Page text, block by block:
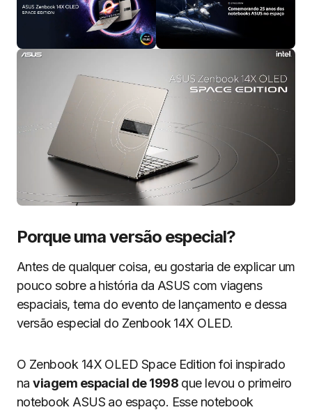
Porque uma versão especial?
Antes de qualquer coisa, eu gostaria de explicar um
pouco sobre a história da ASUS com viagens
espaciais, tema do evento de lançamento e dessa
versão especial do Zenbook 14X OLED.
O Zenbook 14X OLED Space Edition foi inspirado
naviagem espacial de 1998que levou o primeiro
notebook ASUS ao espaço. Esse notebook